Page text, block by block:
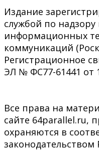
Издание
службой по надзору
информационных
коммуникаций
Регистрационное
ЭЛ № ФС77-61441 от
Все права на
сайте 64parallel.ru,
охраняются в